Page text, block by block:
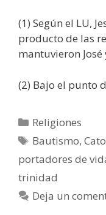
(1) Según el LU,
producto de las
mantuvieron
(2) Bajo el punto
Categorías
Religiones
Etiquetas
Bautismo,
portadores de
trinidad
Deja un